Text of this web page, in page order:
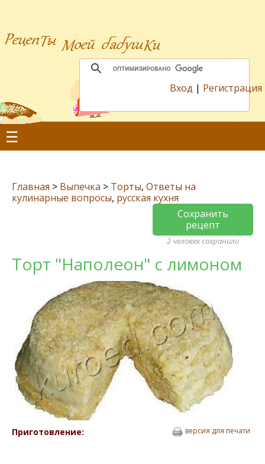
Вход | Регистрация
☰
Главная > Выпечка > Торты, Ответы на
кулинарные вопросы, русская кухня
Сохранить
рецепт
2 человек сохранили
Торт "Наполеон" с лимоном
Приготовление: версия для печати